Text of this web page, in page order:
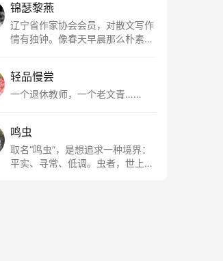
根所在，我用文字慢慢认识你、慢
慢熟悉你。
锦瑟黎燕
辽宁省作家协会会员，对散文写作
情有独钟。像春天早晨那么朴素，
轻品慢尝
一个退休教师，一个老文青……
鸣虫
取名“鸣虫”，是想追求一种境界：
平实、寻常、低调。虫者，世上最